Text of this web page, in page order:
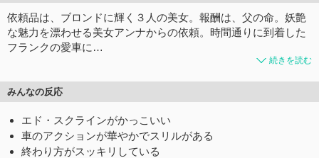
依頼品は、ブロンドに輝く３人の美女。報酬は、父の命。妖艶
な魅力を漂わせる美女アンナからの依頼。時間通りに到着した
フランクの愛車に…
続きを読む
みんなの反応
エド・スクラインがかっこいい
車のアクションが華やかでスリルがある
終わり方がスッキリしている